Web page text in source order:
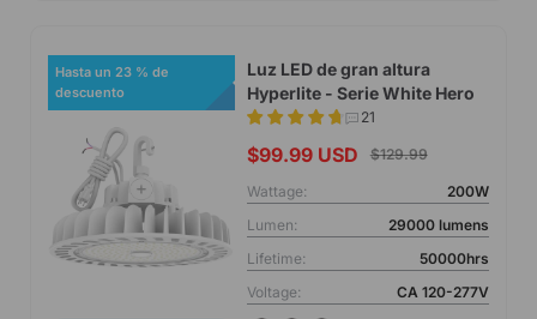
Hasta un 23 % de
descuento
Luz LED de gran altura
Hyperlite - Serie White Hero
21
$99.99 USD $129.99
Wattage:
200W
Lumen:
29000 lumens
Lifetime:
50000hrs
Voltage:
CA 120-277V